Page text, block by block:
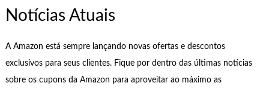
Notícias Atuais
A Amazon está sempre lançando novas ofertas e descontos
exclusivos para seus clientes. Fique por dentro das últimas notícias
sobre os cupons da Amazon para aproveitar ao máximo as